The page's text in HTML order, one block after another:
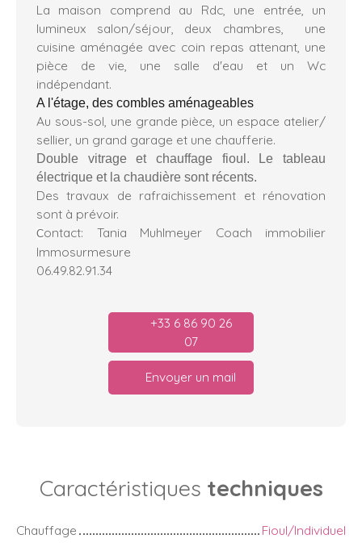
La maison comprend au Rdc, une entrée, un
lumineux salon/séjour, deux chambres, une
cuisine aménagée avec coin repas attenant, une
pièce de vie, une salle d'eau et un Wc
indépendant.
A l'étage, des combles aménageables
Au sous-sol, une grande pièce, un espace atelier/
sellier, un grand garage et une chaufferie.
Double vitrage et chauffage fioul. Le tableau
électrique et la chaudière sont récents.
Des travaux de rafraichissement et rénovation
sont à prévoir.
Contact: Tania Muhlmeyer Coach immobilier
Immosurmesure
06.49.82.91.34
+33 6 86 90 26
07
Envoyer un mail
Caractéristiques techniques
Chauffage
Fioul/Individuel